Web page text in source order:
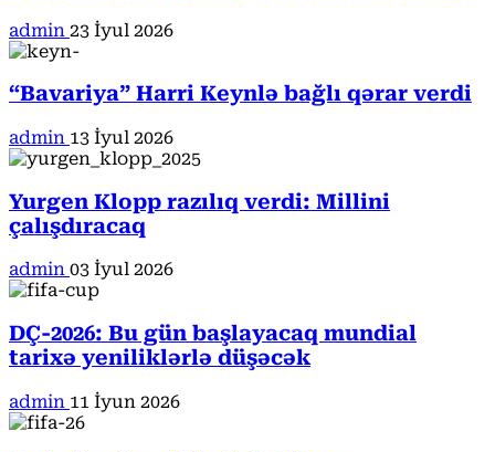
admin 23 İyul 2026
“Bavariya” Harri Keynlə bağlı qərar verdi
admin 13 İyul 2026
Yurgen Klopp razılıq verdi: Millini
çalışdıracaq
admin 03 İyul 2026
DÇ-2026: Bu gün başlayacaq mundial
tarixə yeniliklərlə düşəcək
admin 11 İyun 2026